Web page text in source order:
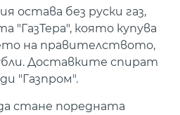
остава без руски газ,
"ГазТера", която купува
на правителството,
Доставките спират
"Газпром".
стане поредната